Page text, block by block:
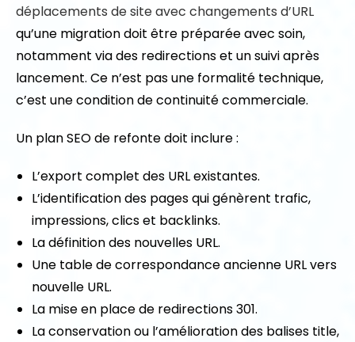
déplacements de site avec changements d’URL
qu’une migration doit être préparée avec soin,
notamment via des redirections et un suivi après
lancement. Ce n’est pas une formalité technique,
c’est une condition de continuité commerciale.
Un plan SEO de refonte doit inclure :
L’export complet des URL existantes.
L’identification des pages qui génèrent trafic,
impressions, clics et backlinks.
La définition des nouvelles URL.
Une table de correspondance ancienne URL vers
nouvelle URL.
La mise en place de redirections 301.
La conservation ou l’amélioration des balises title,